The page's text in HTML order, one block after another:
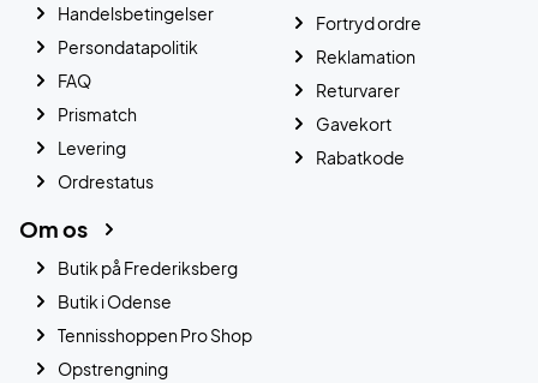
Handelsbetingelser
Persondatapolitik
FAQ
Prismatch
Levering
Ordrestatus
Fortryd ordre
Reklamation
Returvarer
Gavekort
Rabatkode
Om os
Butik på Frederiksberg
Butik i Odense
Tennisshoppen Pro Shop
Opstrengning